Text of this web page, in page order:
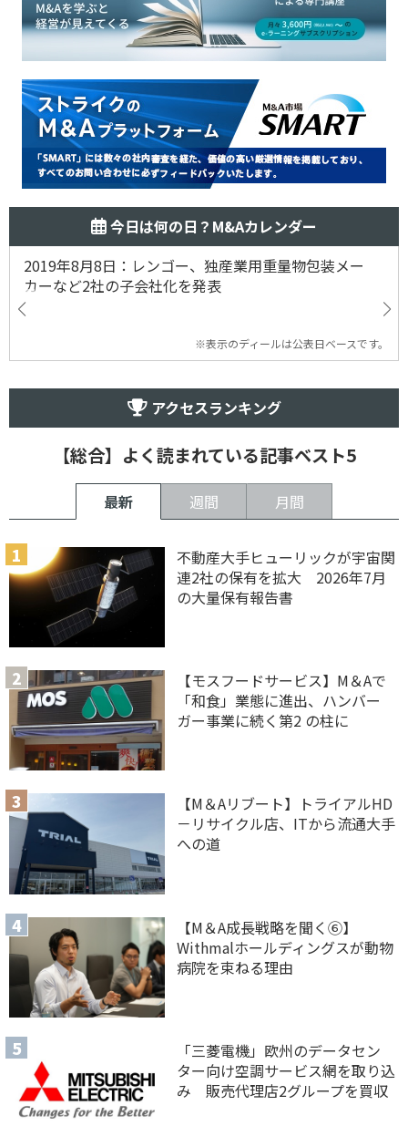
今日は何の日？M&Aカレンダー
2019年8月8日：レンゴー、独産業用重量物包装メー
カーなど2社の子会社化を発表
※表示のディールは公表日ベースです。
アクセスランキング
【総合】よく読まれている記事ベスト5
最新 週間 月間
不動産大手ヒューリックが宇宙関
連2社の保有を拡大 2026年7月
の大量保有報告書
【モスフードサービス】M＆Aで
「和食」業態に進出、ハンバー
ガー事業に続く第2 の柱に
【M＆Aリブート】トライアルHD
－リサイクル店、ITから流通大手
への道
【M＆A 成長戦略を聞く⑥】
Withmalホールディングスが動物
病院を束ねる理由
「三菱電機」欧州のデータセン
ター向け空調サービス網を取り込
み 販売代理店2グループを買収